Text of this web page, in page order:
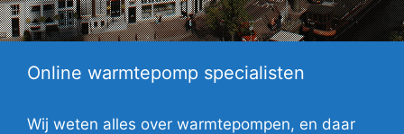
Online warmtepomp specialisten
Wij weten alles over warmtepompen, en daar